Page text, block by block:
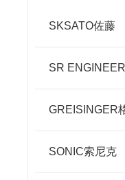
SKSATO佐藤
SR
GREISINGER
SONIC索尼克